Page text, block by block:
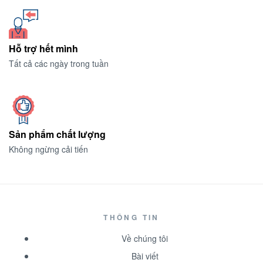
Hỗ trợ hết mình
Tất cả các ngày trong tuần
Sản phẩm chất lượng
Không ngừng cải tiến
THÔNG TIN
Về chúng tôi
Bài viết